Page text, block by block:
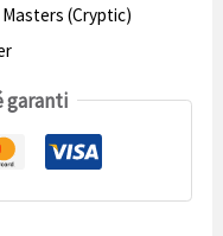
(Cryptic)
garanti